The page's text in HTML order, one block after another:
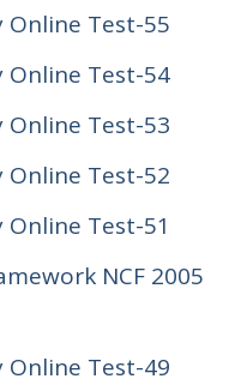
Online Test-55
Online Test-54
Online Test-53
Online Test-52
Test-51
NCF 2005
Online Test-49